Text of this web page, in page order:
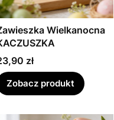
Wielkanocna
zł
Zobacz produkt